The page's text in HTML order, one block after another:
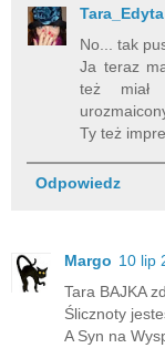
Tara_Edyta
No... tak
Ja teraz
też miał
Ty też
Odpowiedz
Margo 10 lip
Tara BAJKA
Ślicznoty
A Syn na